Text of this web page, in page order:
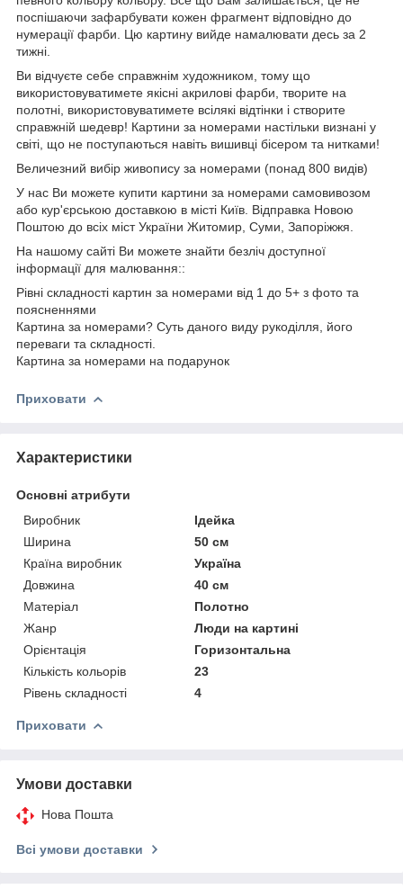
поспішаючи зафарбувати кожен фрагмент відповідно до
нумерації фарби. Цю картину вийде намалювати десь за 2
тижні.
Ви відчуєте себе справжнім художником, тому що
використовуватимете якісні акрилові фарби, творите на
полотні, використовуватимете всілякі відтінки і створите
справжній шедевр! Картини за номерами настільки визнані у
світі, що не поступаються навіть вишивці бісером та нитками!
Величезний вибір живопису за номерами (понад 800 видів)
У нас Ви можете купити картини за номерами самовивозом
або кур'єрською доставкою в місті Київ. Відправка Новою
Поштою до всіх міст України Житомир, Суми, Запоріжжя.
На нашому сайті Ви можете знайти безліч доступної
інформації для малювання::
Рівні складності картин за номерами від 1 до 5+ з фото та
поясненнями
Картина за номерами? Суть даного виду рукоділля, його
переваги та складності.
Картина за номерами на подарунок
Приховати
Характеристики
Основні атрибути
Виробник
Ідейка
Ширина
50 см
Країна виробник
Україна
Довжина
40 см
Матеріал
Полотно
Жанр
Люди на картині
Орієнтація
Горизонтальна
Кількість кольорів
23
Рівень складності
4
Приховати
Умови доставки
Нова Пошта
Всі умови доставки